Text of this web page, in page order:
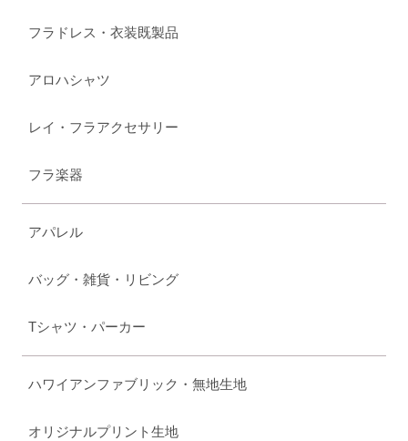
フラドレス・衣装既製品
アロハシャツ
レイ・フラアクセサリー
フラ楽器
アパレル
バッグ・雑貨・リビング
Tシャツ・パーカー
ハワイアンファブリック・無地生地
オリジナルプリント生地